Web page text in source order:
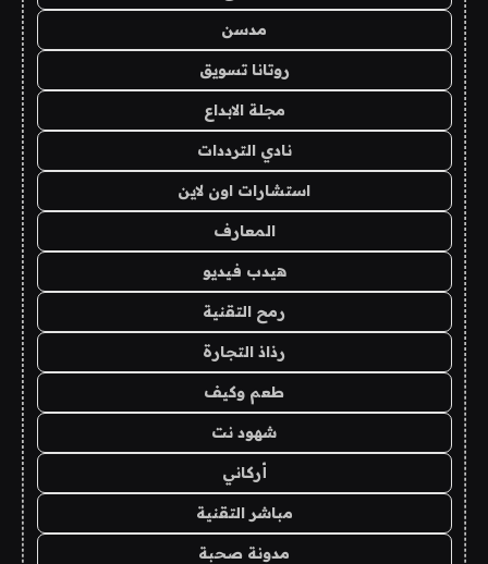
مدسن
روتانا تسويق
مجلة الابداع
نادي الترددات
استشارات اون لاين
المعارف
هيدب فيديو
رمح التقنية
رذاذ التجارة
طعم وكيف
شهود نت
أركاني
مباشر التقنية
مدونة صحبة